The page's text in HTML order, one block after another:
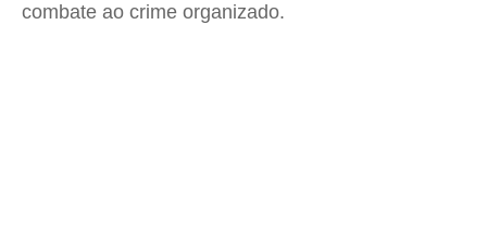
combate ao crime organizado.